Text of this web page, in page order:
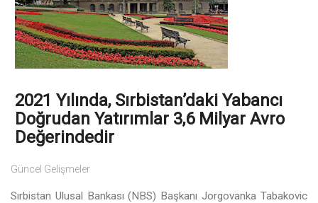
2021 Yılında, Sırbistan’daki Yabancı
Doğrudan Yatırımlar 3,6 Milyar Avro
Değerindedir
Güncel Gelişmeler
Sırbistan Ulusal Bankası (NBS) Başkanı Jorgovanka Tabakovic